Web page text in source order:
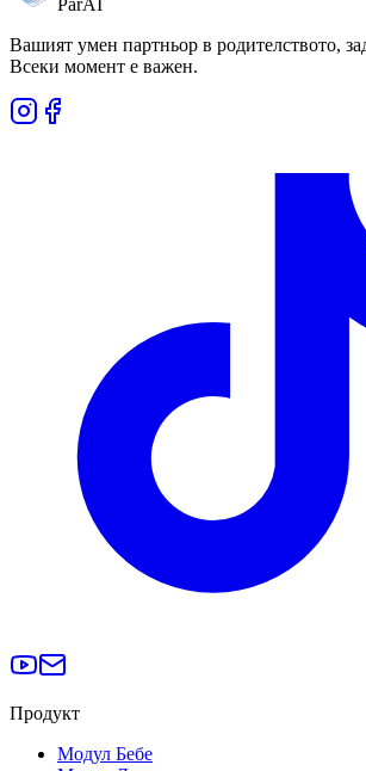
Вашият умен партньор в родителството,
Всеки момент е важен.
Продукт
Модул Бебе